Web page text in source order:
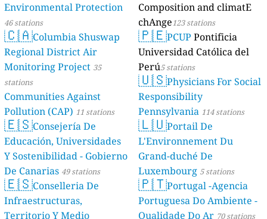
Environmental Protection
46 stations
🇨🇦Columbia Shuswap
Regional District Air
Monitoring Project 35
stations
Communities Against
Pollution (CAP) 11 stations
🇪🇸Consejería De
Educación, Universidades
Y Sostenibilidad - Gobierno
De Canarias 49 stations
🇪🇸Conselleria De
Infraestructuras,
Territorio Y Medio
Composition and climatE
chAnge123 stations
🇵🇪PCUP Pontificia
Universidad Católica del
Perú5 stations
🇺🇸Physicians For Social
Responsibility
Pennsylvania 114 stations
🇱🇺Portail De
L'Environnement Du
Grand-duché De
Luxembourg 5 stations
🇵🇹Portugal -Agencia
Portuguesa Do Ambiente -
Qualidade Do Ar 70 stations